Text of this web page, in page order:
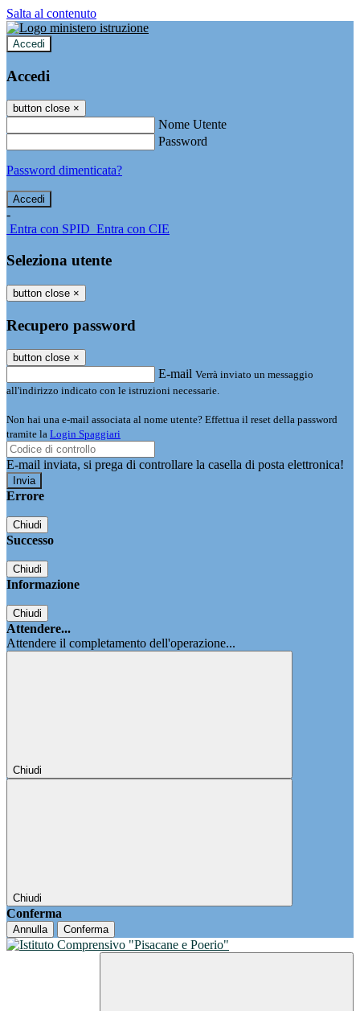
Salta al contenuto
Accedi
Accedi
button close ×
Nome Utente
Password
Password dimenticata?
-
Entra con SPID Entra con CIE
Seleziona utente
button close ×
Recupero password
button close ×
E-mail Verrà inviato un messaggio
all'indirizzo indicato con le istruzioni necessarie.
Non hai una e-mail associata al nome utente? Effettua il reset della password
tramite la Login Spaggiari
E-mail inviata, si prega di controllare la casella di posta elettronica!
Errore
Chiudi
Successo
Chiudi
Informazione
Chiudi
Attendere...
Attendere il completamento dell'operazione...
Chiudi
Chiudi
Conferma
Annulla Conferma